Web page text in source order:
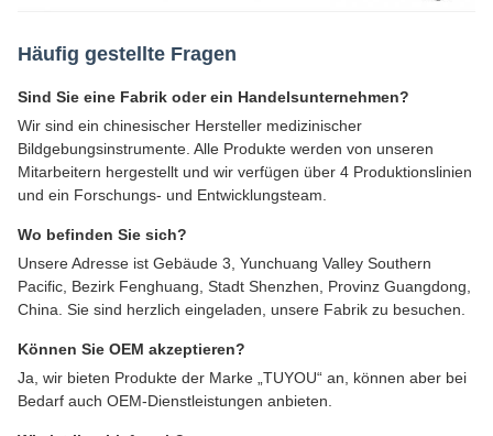
Häufig gestellte Fragen
Sind Sie eine Fabrik oder ein Handelsunternehmen?
Wir sind ein chinesischer Hersteller medizinischer
Bildgebungsinstrumente. Alle Produkte werden von unseren
Mitarbeitern hergestellt und wir verfügen über 4 Produktionslinien
und ein Forschungs- und Entwicklungsteam.
Wo befinden Sie sich?
Unsere Adresse ist Gebäude 3, Yunchuang Valley Southern
Pacific, Bezirk Fenghuang, Stadt Shenzhen, Provinz Guangdong,
China. Sie sind herzlich eingeladen, unsere Fabrik zu besuchen.
Können Sie OEM akzeptieren?
Ja, wir bieten Produkte der Marke „TUYOU“ an, können aber bei
Bedarf auch OEM-Dienstleistungen anbieten.